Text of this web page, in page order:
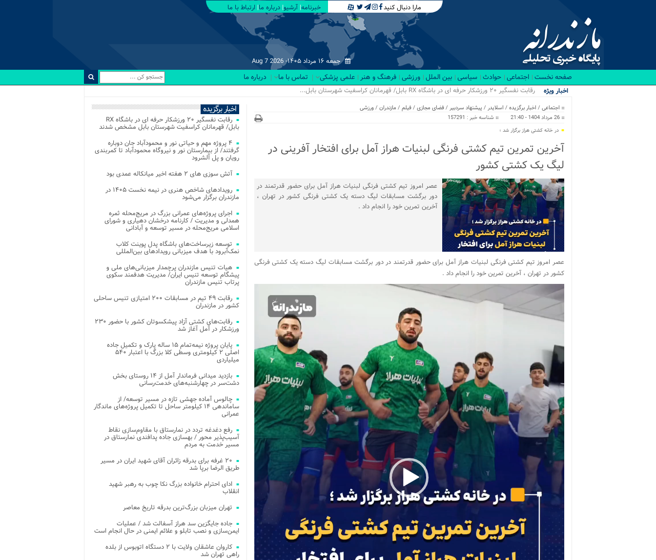
مارا دنبال کنید خبرنامه آرشیو درباره ما ارتباط با ما
جمعه ۱۶ مرداد ۱۴۰۵- Aug 7 2026
صفحه نخست اجتماعی حوادث سیاسی بین الملل ورزشی فرهنگ و هنر علمی پزشکی تماس با ما درباره ما
اخبار ویژه ۴ .
اجتماعی / اخبار برگزیده / اسلایدر / پیشنهاد سردبیر /فضای مجازی /فیلم / مازندران /ورزشی
26 مرداد 1404 - 21:40
شناسه خبر : 157291
در خانه کشتی هراز برگزار شد ؛
آخرین تمرین تیم کشتی فرنگی لبنیات هراز آمل برای افتخار آفرینی در
لیگ یک کشتی کشور
عصر امروز تیم کشتی فرنگی لبنیات هراز آمل برای حضور قدرتمند در
دور برگشت مسابقات لیگ دسته یک کشتی فرنگی کشور در تهران ،
آخرین تمرین خود را انجام داد .
عصر امروز تیم کشتی فرنگی لبنیات هراز آمل برای حضور قدرتمند در دور برگشت مسابقات لیگ دسته یک کشتی فرنگی
کشور در تهران ، آخرین تمرین خود را انجام داد .
نمایشگر
ویدیو
اخبار برگزیده
رقابت نفسگیر ۲۰ ورزشکار حرفه ای در باشگاه RX
بابل/ قهرمانان کراسفیت شهرستان بابل مشخص شدند
۴ پروژه مهم و حیاتی نور و محمودآباد جان دوباره
گرفتند/ از بیمارستان نور و نیروگاه محمودآباد تا کمربندی
رویان و پل آلشرود
آتش‌ سوزی‌ های ۲ هفته اخیر میانکاله عمدی بود
رویدادهای شاخص هنری در نیمه نخست ۱۴۰۵ در
مازندران برگزار می‌شود
اجرای پروژه‌های عمرانی بزرگ در مریج‌محله ثمره
همدلی و مدیریت / کارنامه درخشان دهیاری و شورای
اسلامی مریج‌محله در مسیر توسعه و آبادانی
توسعه زیرساخت‌های باشگاه پدل پوینت کلاب
نمک‌آبرود با هدف میزبانی رویدادهای بین‌المللی
هیات تنیس مازندران پرچمدار میزبانی‌های ملی و
پیشگام توسعه تنیس ایران/ مدیریت هدفمند سکوی
پرتاب تنیس مازندران
رقابت ۴۹ تیم در مسابقات ۲۰۰ امتیازی تنیس ساحلی
کشور در مازندران
رقابت‌های کشتی آزاد پیشکسوتان کشور با حضور ۲۳۰
ورزشکار در آمل آغاز شد
پایان پروژه نیمه‌تمام ۱۵ ساله پارک و تکمیل جاده
اصلی ۲ کیلومتری وسطی کلا بزرگ با اعتبار ۵۴۰
میلیاردی
بازدید میدانی فرماندار آمل از ۱۴ روستای بخش
دشت‌سر در چهارشنبه‌های خدمت‌رسانی
چالوس آماده جهشی تازه در مسیر توسعه/ از
ساماندهی ۱۴ کیلومتر ساحل تا تکمیل پروژه‌های ماندگار
عمرانی
رفع دغدغه تردد در نمارستاق با مقاوم‌سازی نقاط
آسیب‌پذیر محور / بهسازی جاده پدافندی نمارستاق در
مسیر خدمت به مردم
۲۰ غرفه برای بدرقه زائران آقای شهید ایران در مسیر
طریق الرضا برپا شد
ادای احترام خانواده بزرگ نکا چوب به رهبر شهید
انقلاب
تهران میزبان بزرگ‌ترین بدرقه تاریخ معاصر
جاده جایگزین سد هراز آسفالت شد / عملیات
ایمن‌سازی و نصب تابلو و علائم ایمنی در حال انجام است
کاروان عاشقان ولایت با ۲ دستگاه اتوبوس از بلده
راهی تهران شد